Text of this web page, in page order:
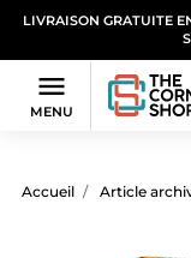
LIVRAISON GRATUITE

MENU
Accueil Article